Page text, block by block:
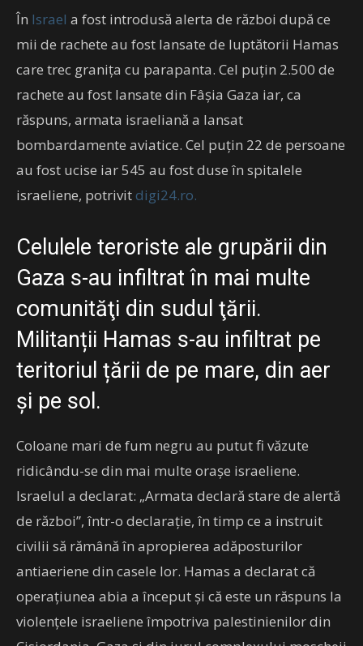
În Israel a fost introdusă alerta de război după ce
mii de rachete au fost lansate de luptătorii Hamas
care trec granița cu parapanta. Cel puțin 2.500 de
rachete au fost lansate din Fâșia Gaza iar, ca
răspuns, armata israeliană a lansat
bombardamente aviatice. Cel puţin 22 de persoane
au fost ucise iar 545 au fost duse în spitalele
israeliene, potrivitdigi24.ro.
Celulele teroriste ale grupării din
Gaza s-au infiltrat în mai multe
comunităţi din sudul ţării.
Militanții Hamas s-au infiltrat pe
teritoriul țării de pe mare, din aer
și pe sol.
Coloane mari de fum negru au putut fi văzute
ridicându-se din mai multe orașe israeliene.
Israelul a declarat: „Armata declară stare de alertă
de război”, într-o declarație, în timp ce a instruit
civilii să rămână în apropierea adăposturilor
antiaeriene din casele lor. Hamas a declarat că
operațiunea abia a început și că este un răspuns la
violențele israeliene împotriva palestinienilor din